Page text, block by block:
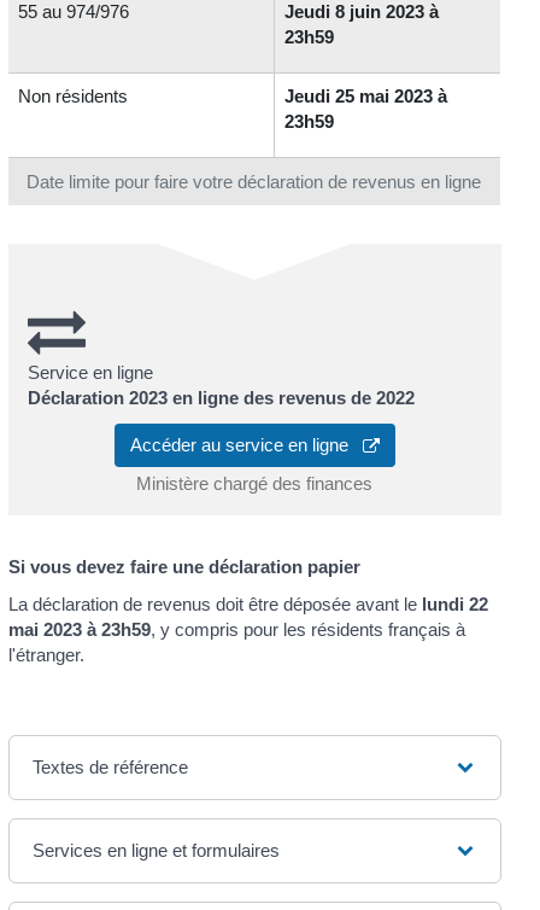
Date limite pour faire votre déclaration de revenus en ligne
55 au 974/976
Jeudi 8 juin 2023 à
23h59
Non résidents
Jeudi 25 mai 2023 à
23h59
Service en ligne
Déclaration 2023 en ligne des revenus de 2022
Accéder au service en ligne
Ministère chargé des finances
Si vous devez faire une déclaration papier
La déclaration de revenus doit être déposée avant le lundi 22
mai 2023 à 23h59, y compris pour les résidents français à
l'étranger.
Textes de référence
Services en ligne et formulaires